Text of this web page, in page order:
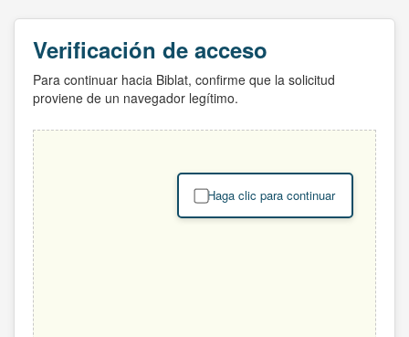
Verificación de acceso
Para continuar hacia Biblat, confirme que la solicitud
proviene de un navegador legítimo.
Haga clic para continuar